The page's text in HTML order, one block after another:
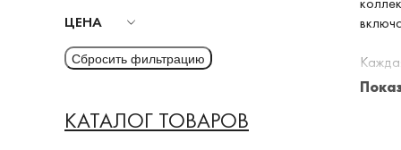
ЦЕНА
КАТАЛОГ ТОВАРОВ
с